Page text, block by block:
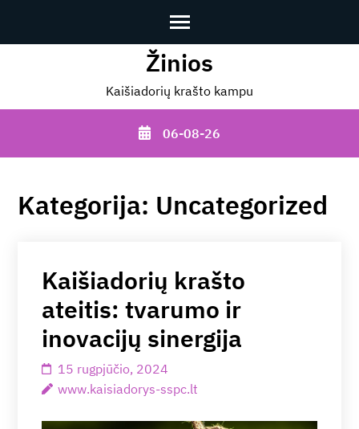
Žinios
Kaišiadorių krašto kampu
06-08-26
Kategorija: Uncategorized
Kaišiadorių krašto
ateitis: tvarumo ir
inovacijų sinergija
15 rugpjūčio, 2024
www.kaisiadorys-sspc.lt